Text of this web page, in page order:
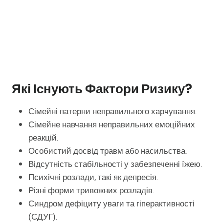
Які Існують Фактори Ризику?
Сімейні патерни неправильного харчування.
Сімейне навчання неправильних емоційних
реакцій.
Особистий досвід травм або насильства.
Відсутність стабільності у забезпеченні їжею.
Психічні розлади, такі як депресія.
Різні форми тривожних розладів.
Синдром дефіциту уваги та гіперактивності
(СДУГ).